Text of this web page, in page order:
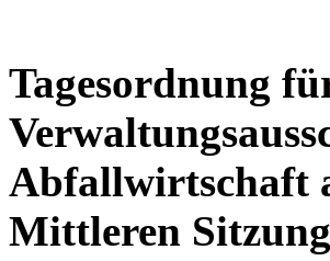
Tagesordnung
Abfallwirtschaft
Mittleren